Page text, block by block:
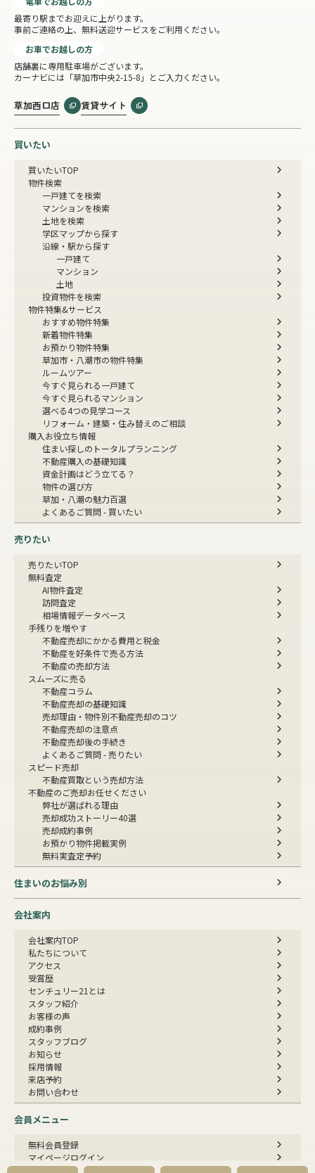
最寄り駅までお迎えに上がります。
事前ご連絡の上、無料送迎サービスをご利用ください。
お車でお越しの方
店舗裏に専用駐車場がございます。
カーナビには「草加市中央2-15-8」とご入力ください。
草加西口店 賃貸サイト
買いたい
買いたいTOP
物件検索
一戸建てを検索
マンションを検索
土地を検索
学区マップから探す
沿線・駅から探す
一戸建て
マンション
土地
投資物件を検索
物件特集&サービス
おすすめ物件特集
新着物件特集
お預かり物件特集
草加市・八潮市の物件特集
ルームツアー
今すぐ見られる一戸建て
今すぐ見られるマンション
選べる4つの見学コース
リフォーム・建築・住み替えのご相談
購入お役立ち情報
住まい探しのトータルプランニング
不動産購入の基礎知識
資金計画はどう立てる？
物件の選び方
草加・八潮の魅力百選
よくあるご質問 - 買いたい
売りたい
売りたいTOP
無料査定
AI物件査定
訪問査定
相場情報データベース
手残りを増やす
不動産売却にかかる費用と税金
不動産を好条件で売る方法
不動産の売却方法
スムーズに売る
不動産コラム
不動産売却の基礎知識
売却理由・物件別不動産売却のコツ
不動産売却の注意点
不動産売却後の手続き
よくあるご質問 - 売りたい
スピード売却
不動産買取という売却方法
不動産のご売却お任せください
弊社が選ばれる理由
売却成功ストーリー40選
売却成約事例
お預かり物件掲載実例
無料実査定予約
住まいのお悩み別
会社案内
会社案内TOP
私たちについて
アクセス
受賞歴
センチュリー21とは
スタッフ紹介
お客様の声
成約事例
スタッフブログ
お知らせ
採用情報
来店予約
お問い合わせ
会員メニュー
無料会員登録
マイページログイン